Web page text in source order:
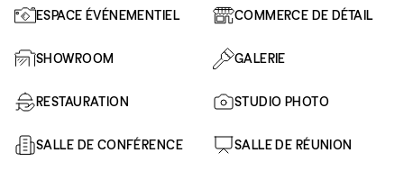
ESPACE ÉVÉNEMENTIEL COMMERCE DE DÉTAIL
SHOWROOM GALERIE
RESTAURATION STUDIO PHOTO
SALLE DE CONFÉRENCE SALLE DE RÉUNION